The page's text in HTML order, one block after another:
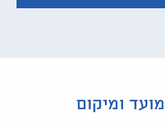
מועד ומיקום